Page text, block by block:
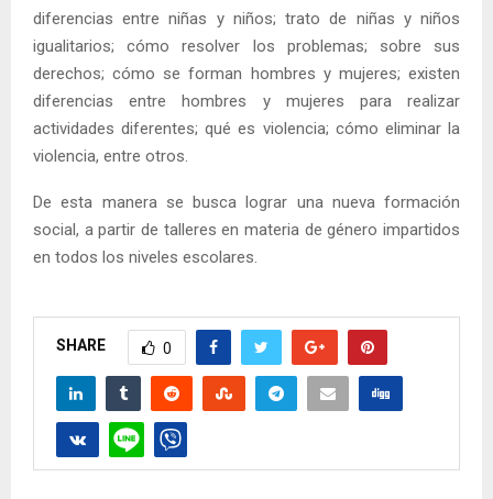
diferencias entre niñas y niños; trato de niñas y niños
igualitarios; cómo resolver los problemas; sobre sus
derechos; cómo se forman hombres y mujeres; existen
diferencias entre hombres y mujeres para realizar
actividades diferentes; qué es violencia; cómo eliminar la
violencia, entre otros.
De esta manera se busca lograr una nueva formación
social, a partir de talleres en materia de género impartidos
en todos los niveles escolares.
SHARE 0